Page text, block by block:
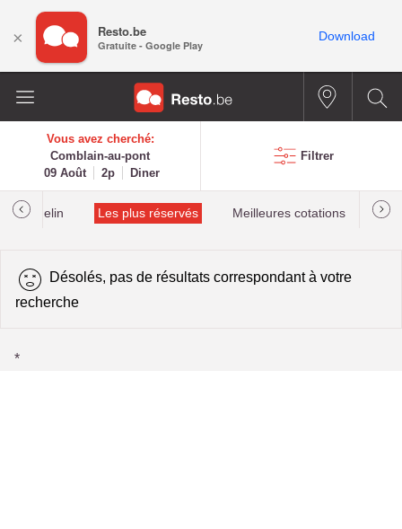
Vous avez cherché:
Comblain-au-pont
09 Août
2p Diner
Filtrer
Michelin Les plus réservés Meilleures cotations
Désolés, pas de résultats correspondant à votre
recherche
*
× Resto.be
Gratuite - Google Play
Download